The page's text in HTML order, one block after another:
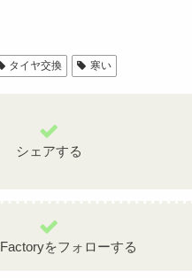
タイヤ交換 寒い
シェアする
をフォローする